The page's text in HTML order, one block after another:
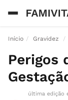
Início Gravidez
Perigos
última edição